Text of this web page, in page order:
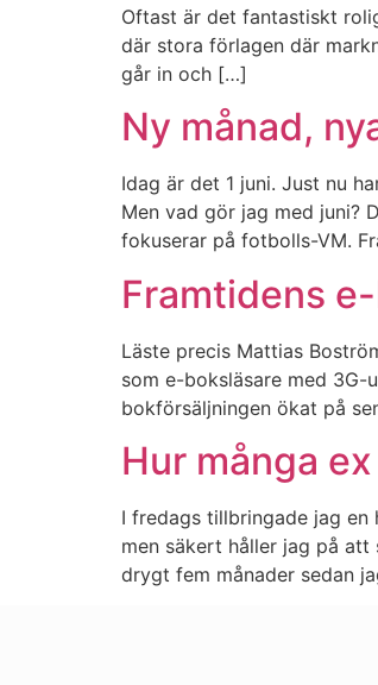
Oftast är det fantastiskt
där stora förlagen där
går in och […]
Ny månad,
Idag är det 1 juni. Just nu
Men vad gör jag med juni?
fokuserar på fotbolls-VM.
Framtidens
Läste precis Mattias
som e-boksläsare med
bokförsäljningen ökat på
Hur många
I fredags tillbringade jag en
men säkert håller jag på
drygt fem månader sedan